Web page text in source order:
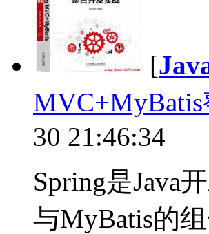
[
30 21:46:34
Spring是Java
与MyBatis的